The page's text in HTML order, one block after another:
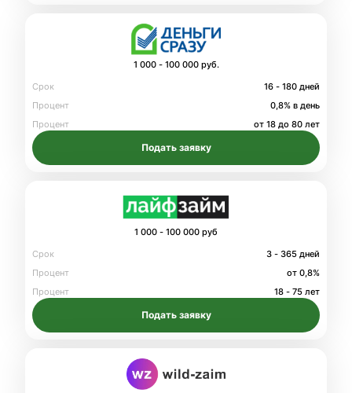
1 000 - 100 000 руб.
Срок
16 - 180 дней
Процент
0,8% в день
Процент
от 18 до 80 лет
Подать заявку
1 000 - 100 000 руб
Срок
3 - 365 дней
Процент
от 0,8%
Процент
18 - 75 лет
Подать заявку